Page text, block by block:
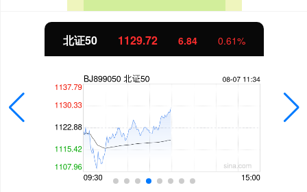
北证50 1129.72 6.84 0.61%